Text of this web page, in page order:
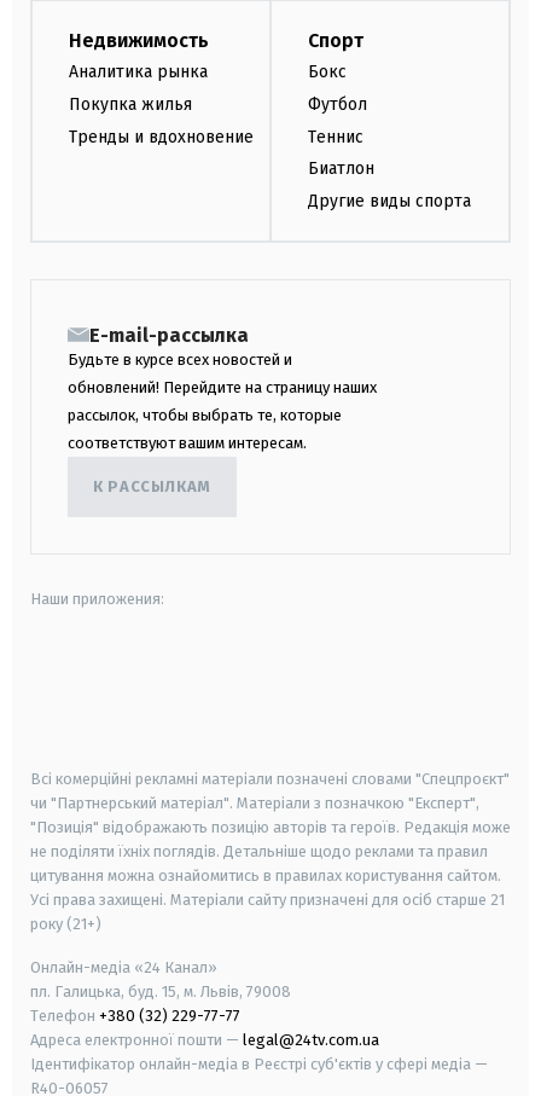
Недвижимость
Аналитика рынка
Покупка жилья
Тренды и вдохновение
Спорт
Бокс
Футбол
Теннис
Биатлон
Другие виды спорта
E-mail-рассылка
Будьте в курсе всех новостей и
обновлений! Перейдите на страницу наших
рассылок, чтобы выбрать те, которые
соответствуют вашим интересам.
К РАССЫЛКАМ
Наши приложения:
Всі комерційні рекламні матеріали позначені словами "Спецпроєкт"
чи "Партнерський матеріал". Матеріали з позначкою "Експерт",
"Позиція" відображають позицію авторів та героїв. Редакція може
не поділяти їхніх поглядів. Детальніше щодо реклами та правил
цитування можна ознайомитись в правилах користування сайтом.
Усі права захищені. Матеріали сайту призначені для осіб старше 21
року (21+)
Онлайн-медіа «24 Канал»
пл. Галицька, буд. 15, м. Львів, 79008
Телефон +380 (32) 229-77-77
Адреса електронної пошти — legal@24tv.com.ua
Ідентифікатор онлайн-медіа в Реєстрі суб'єктів у сфері медіа —
R40-06057